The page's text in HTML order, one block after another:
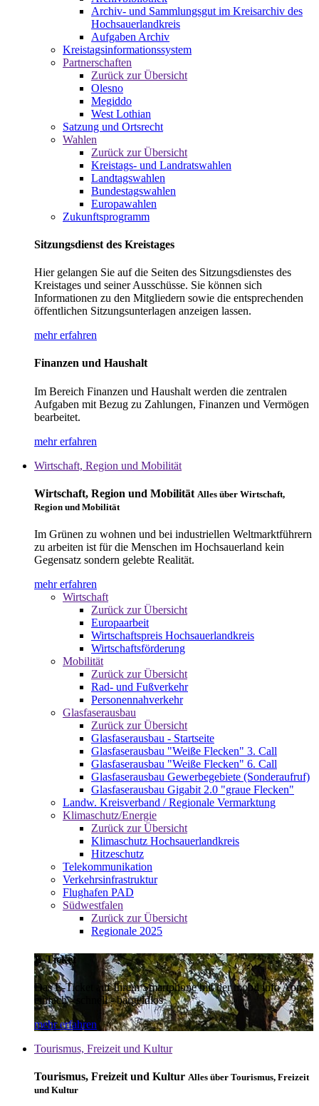
Archiv- und Sammlungsgut im Kreisarchiv des
Hochsauerlandkreis
Aufgaben Archiv
Kreistagsinformationssystem
Partnerschaften
Zurück zur Übersicht
Olesno
Megiddo
West Lothian
Satzung und Ortsrecht
Wahlen
Zurück zur Übersicht
Kreistags- und Landratswahlen
Landtagswahlen
Bundestagswahlen
Europawahlen
Zukunftsprogramm
Sitzungsdienst des Kreistages
Hier gelangen Sie auf die Seiten des Sitzungsdienstes des
Kreistages und seiner Ausschüsse. Sie können sich
Informationen zu den Mitgliedern sowie die entsprechenden
öffentlichen Sitzungsunterlagen anzeigen lassen.
mehr erfahren
Finanzen und Haushalt
Im Bereich Finanzen und Haushalt werden die zentralen
Aufgaben mit Bezug zu Zahlungen, Finanzen und Vermögen
bearbeitet.
mehr erfahren
Wirtschaft, Region und Mobilität
Wirtschaft, Region und Mobilität Alles über Wirtschaft,
Region und Mobilität
Im Grünen zu wohnen und bei industriellen Weltmarktführern
zu arbeiten ist für die Menschen im Hochsauerland kein
Gegensatz sondern gelebte Realität.
mehr erfahren
Wirtschaft
Zurück zur Übersicht
Europaarbeit
Wirtschaftspreis Hochsauerlandkreis
Wirtschaftsförderung
Mobilität
Zurück zur Übersicht
Rad- und Fußverkehr
Personennahverkehr
Glasfaserausbau
Zurück zur Übersicht
Glasfaserausbau - Startseite
Glasfaserausbau "Weiße Flecken" 3. Call
Glasfaserausbau "Weiße Flecken" 6. Call
Glasfaserausbau Gewerbegebiete (Sonderaufruf)
Glasfaserausbau Gigabit 2.0 "graue Flecken"
Landw. Kreisverband / Regionale Vermarktung
Klimaschutz/Energie
Zurück zur Übersicht
Klimaschutz Hochsauerlandkreis
Hitzeschutz
Telekommunikation
Verkehrsinfrastruktur
Flughafen PAD
Südwestfalen
Zurück zur Übersicht
Regionale 2025
E-Ticket
Das E-Ticket auf Ihrem Smartphone mit der mobil info App -
einfach - schnell - bargeldlos
mehr erfahren
Tourismus, Freizeit und Kultur
Tourismus, Freizeit und Kultur Alles über Tourismus, Freizeit
und Kultur